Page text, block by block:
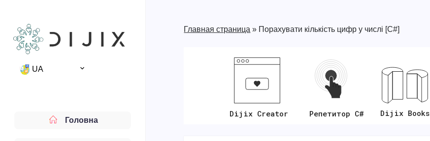
UA
Головна
Главная страница » Порахувати кількість цифр у числі [C#]
Dijix Creator Репетитор C# Dijix Books